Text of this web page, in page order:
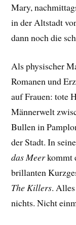
Mary,
in der Altstadt
dann noch die
Als physischer
Romanen und
auf Frauen: tote
Männerwelt
Bullen in
der Stadt. In
das Meerkommt
brillanten
The Killers.
nichts. Nicht